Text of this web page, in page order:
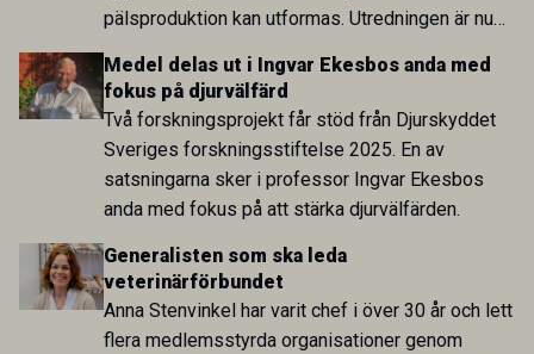
pälsproduktion kan utformas. Utredningen är nu
överlämnad och föreslår att ett förbud införs mot
att föda upp eller hålla djur i huvudsakligt syfte
att djuren eller deras avkomma ska avlivas för
produktion av päls eller skinn. Förbudet föreslås
gälla generellt och omfatta samtliga djurslag.
Medel delas ut i Ingvar Ekesbos anda med
fokus på djurvälfärd
Två forskningsprojekt får stöd från Djurskyddet
Sveriges forskningsstiftelse 2025. En av
satsningarna sker i professor Ingvar Ekesbos
anda med fokus på att stärka djurvälfärden.
Generalisten som ska leda
veterinärförbundet
Anna Stenvinkel har varit chef i över 30 år och lett
flera medlemsstyrda organisationer genom